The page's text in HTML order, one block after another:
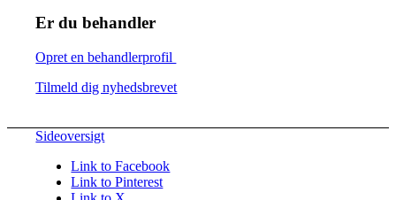
Er du behandler
Opret en behandlerprofil
Tilmeld dig nyhedsbrevet
Sideoversigt
Link to Facebook
Link to Pinterest